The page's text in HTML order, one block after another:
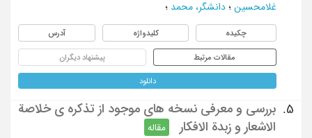
غلامحسین ؛ دانشگر، محمد ؛
چکیده کلیدواژه آدرس
مقالات مرتبط پیشنهاد دیگران
دانلود
5.
بررسی و معرفی نسخه های موجود از تذکره ی خلاصة
الاشعار و زبدة الافکار
مقاله